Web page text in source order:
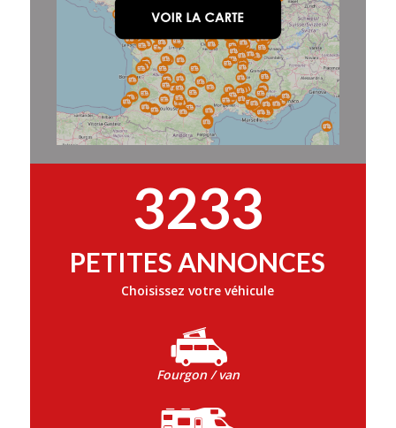
3233
PETITES ANNONCES
Choisissez votre véhicule
Fourgon / van